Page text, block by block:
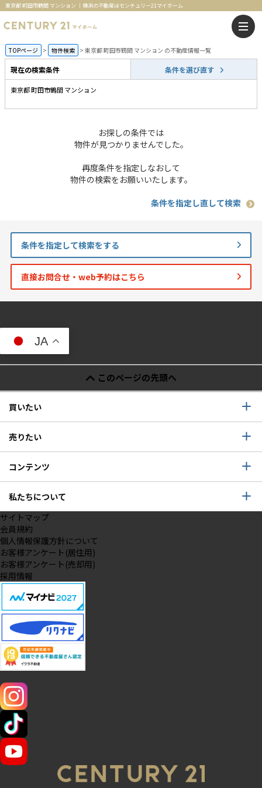
東京都 町田市鶴間 マンション ｜横浜の不動産はセンチュリー21マイホーム
TOPページ 物件検索 東京都 町田市鶴間 マンション の不動産情報一覧
現在の検索条件 条件を選び直す
東京都 町田市鶴間 マンション
お探しの条件では
物件が見つかりませんでした。
再度条件を指定しなおして
物件の検索をお願いいたします。
条件を指定し直して検索
条件を指定して検索をする
直接お問合せ・web予約はこちら
JA
このページの先頭へ
買いたい
売りたい
コンテンツ
私たちについて
サイトマップ
会員規約
個人情報保護方針について
お客様アンケート(居住用)
お客様アンケート(売却用)
採用情報